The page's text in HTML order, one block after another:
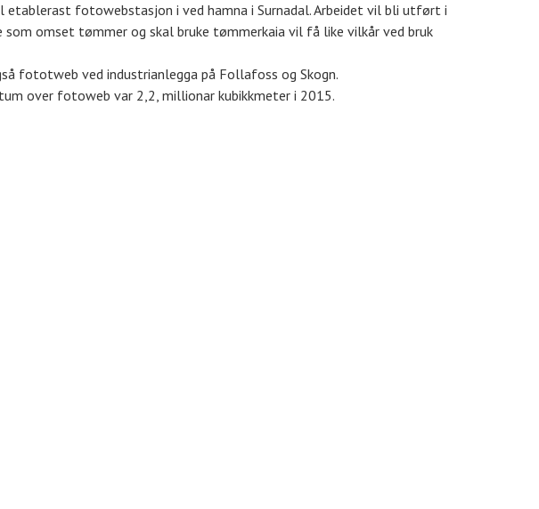
fotowebstasjon i ved hamna i Surnadal. Arbeidet vil bli utført i
omset tømmer og skal bruke tømmerkaia vil få like vilkår ved bruk
fototweb ved industrianlegga på Follafoss og Skogn.
over fotoweb var 2,2, millionar kubikkmeter i 2015.